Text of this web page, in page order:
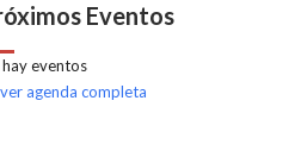
Eventos
eventos
ver agenda completa